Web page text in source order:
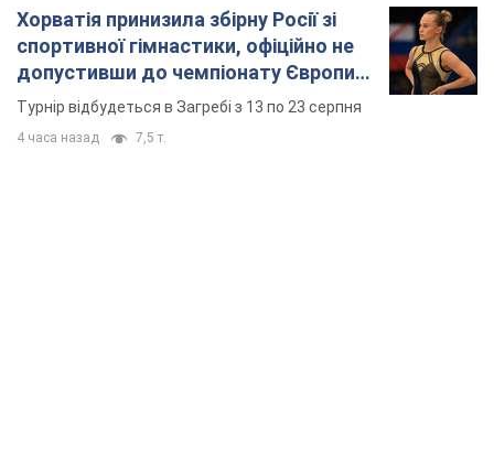
Хорватія принизила збірну Росії зі
спортивної гімнастики, офіційно не
допустивши до чемпіонату Європи
основних спортсменів
Турнір відбудеться в Загребі з 13 по 23 серпня
4 часа назад 7,5 т.